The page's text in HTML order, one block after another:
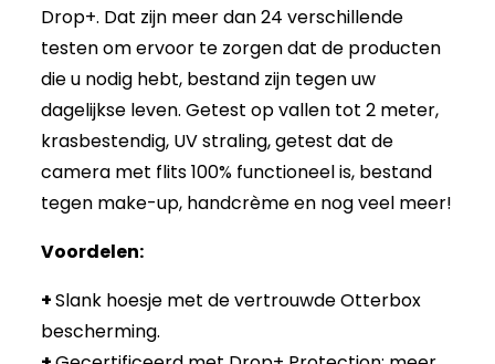
Drop+. Dat zijn meer dan 24 verschillende
testen om ervoor te zorgen dat de producten
die u nodig hebt, bestand zijn tegen uw
dagelijkse leven. Getest op vallen tot 2 meter,
krasbestendig, UV straling, getest dat de
camera met flits 100% functioneel is, bestand
tegen make-up, handcrème en nog veel meer!
Voordelen:
+Slank hoesje met de vertrouwde Otterbox
bescherming.